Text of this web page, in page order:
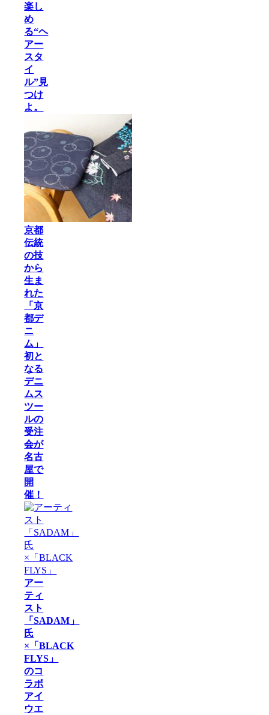
楽し
め
る“ヘ
アー
スタ
イ
ル”見
つけ
よ。
京都
伝統
の技
から
生ま
れた
「京
都デ
ニ
ム」
初と
なる
デニ
ムス
ツー
ルの
受注
会が
名古
屋で
開
催！
アー
ティ
スト
「SADAM」
氏
×「BLACK
FLYS」
のコ
ラボ
アイ
ウエ